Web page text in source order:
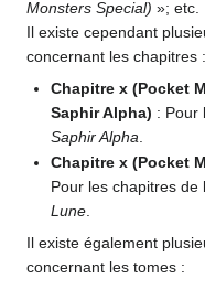
Monsters Special) »; etc.
Il existe cependant
concernant les chapitres :
Chapitre x (Pocket
Saphir Alpha) : Pour
Saphir Alpha
Chapitre x (Pocket
Pour les chapitres de
Lune.
Il existe également
concernant les tomes :